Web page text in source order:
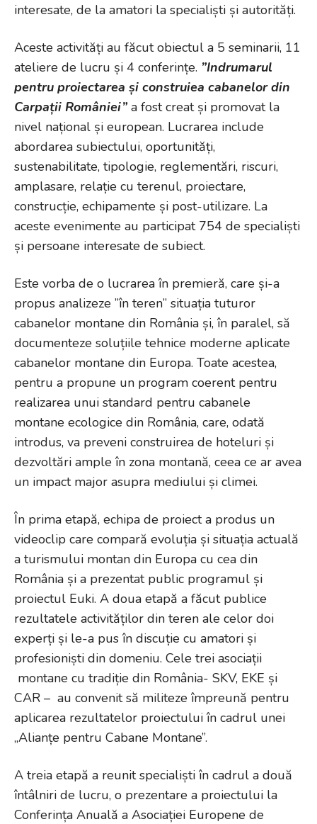
interesate, de la amatori la specialiști și autorități.
Aceste activități au făcut obiectul a 5 seminarii, 11
ateliere de lucru și 4 conferințe. ”Indrumarul
pentru proiectarea și construiea cabanelor din
Carpații României”a fost creat și promovat la
nivel național și european. Lucrarea include
abordarea subiectului, oportunități,
sustenabilitate, tipologie, reglementări, riscuri,
amplasare, relație cu terenul, proiectare,
construcție, echipamente și post-utilizare. La
aceste evenimente au participat 754 de specialiști
și persoane interesate de subiect.
Este vorba de o lucrarea în premieră, care și-a
propus analizeze ”în teren” situația tuturor
cabanelor montane din România și, în paralel, să
documenteze soluțiile tehnice moderne aplicate
cabanelor montane din Europa. Toate acestea,
pentru a propune un program coerent pentru
realizarea unui standard pentru cabanele
montane ecologice din România, care, odată
introdus, va preveni construirea de hoteluri și
dezvoltări ample în zona montană, ceea ce ar avea
un impact major asupra mediului și climei.
În prima etapă, echipa de proiect a produs un
videoclip care compară evoluția și situația actuală
a turismului montan din Europa cu cea din
România și a prezentat public programul și
proiectul Euki. A doua etapă a făcut publice
rezultatele activităților din teren ale celor doi
experți și le-a pus în discuție cu amatori și
profesioniști din domeniu. Cele trei asociații
montane cu tradiție din România- SKV, EKE și
CAR – au convenit să militeze împreună pentru
aplicarea rezultatelor proiectului în cadrul unei
„Alianțe pentru Cabane Montane”.
A treia etapă a reunit specialiști în cadrul a două
întâlniri de lucru, o prezentare a proiectului la
Conferința Anuală a Asociației Europene de